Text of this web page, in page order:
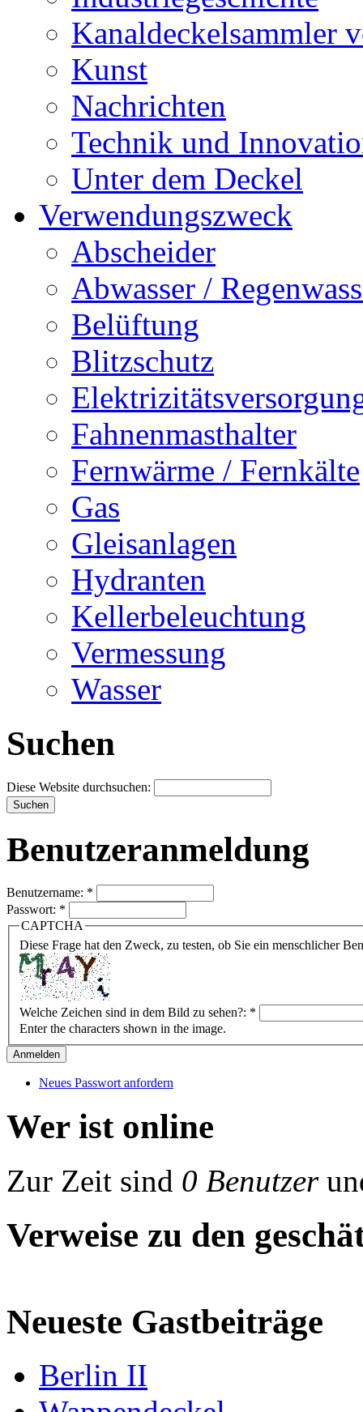
Kanaldeckelsammler
Kunst
Nachrichten
Technik und
Unter dem Deckel
Verwendungszweck
Abscheider
Abwasser /
Belüftung
Blitzschutz
Fahnenmasthalter
Fernwärme / Fernkälte
Gas
Gleisanlagen
Hydranten
Kellerbeleuchtung
Vermessung
Wasser
Suchen
Diese Website durchsuchen:
Benutzeranmeldung
Benutzername: *
Passwort: *
CAPTCHA
Diese Frage hat den Zweck, zu testen, ob Sie ein menschlicher
Welche Zeichen sind in dem Bild zu sehen?: *
Enter the characters shown in the image.
Neues Passwort anfordern
Wer ist online
Zur Zeit sind 0 Benutzer
Verweise zu den
Neueste Gastbeiträge
Berlin II